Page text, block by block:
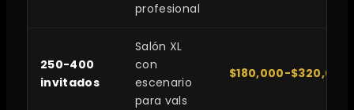
profesional
250-400
invitados
Salón XL
con
escenario
para vals
$180,000-$320,000